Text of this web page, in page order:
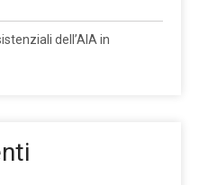
dell’AIA in